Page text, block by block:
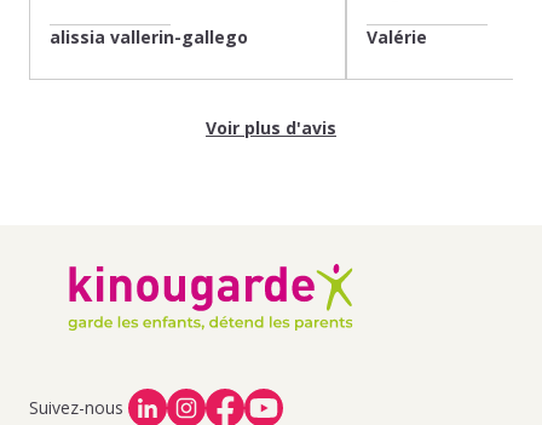
alissia vallerin-gallego Valérie
Voir plus d'avis
Suivez-nous